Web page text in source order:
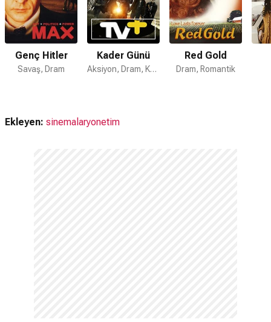
Genç Hitler
Savaş, Dram
Kader Günü
Aksiyon, Dram, Korku
Red Gold
Dram, Romantik
Ekleyen: sinemalaryonetim